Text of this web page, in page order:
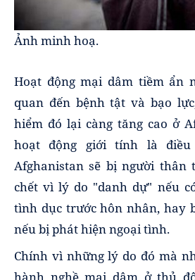
Ảnh minh hoạ.
Hoạt động mại dâm tiềm ẩn
quan đến bệnh tật và bạo
hiểm đó lại càng tăng cao ở
hoạt động giới tính là
Afghanistan sẽ bị người thân
chết vì lý do "danh dự" nếu
tình dục trước hôn nhân, hay
nếu bị phát hiện ngoại tình.
Chính vì những lý do đó mà